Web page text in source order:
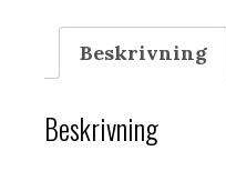
Beskrivning
Beskrivning